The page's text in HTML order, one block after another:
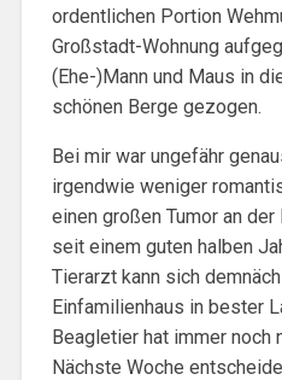
ordentlichen Portion
Großstadt-Wohnung
(Ehe-)Mann und Maus in
schönen Berge gezogen.
Bei mir war ungefähr
irgendwie weniger
einen großen Tumor an
seit einem guten halben
Tierarzt kann sich
Einfamilienhaus in bester
Beagletier hat immer noch
Nächste Woche